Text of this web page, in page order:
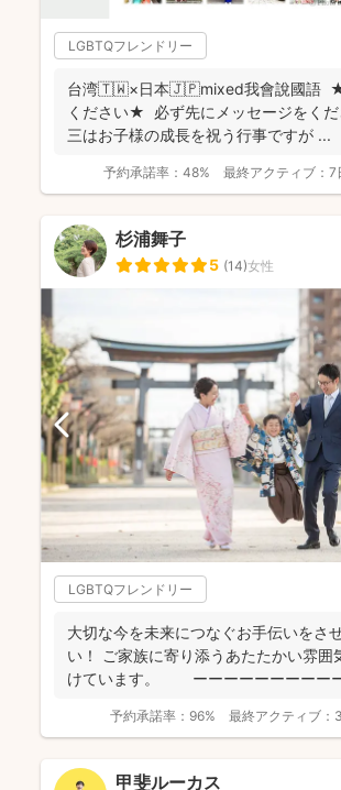
LGBTQフレンドリー
台湾🇹🇼×日本🇯🇵mixed我會說國語 ★
ください★ 必ず先にメッセージをく
三はお子様の成長を祝う行事ですが ...
予約承諾率： 48% 最終アクティブ： 7
杉浦舞子
5 (14)女性
LGBTQフレンドリー
大切な今を未来につなぐお手伝いをさ
い！ ご家族に寄り添うあたたかい雰囲
けています。 ーーーーーーーー
予約承諾率： 96% 最終アクティブ：
甲斐ルーカス